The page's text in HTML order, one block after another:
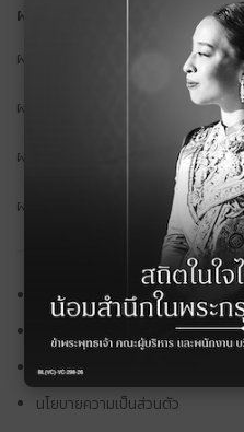
ผลิตภัณฑ์ บอช แอนด์ ลอมบ์
ผลิตภัณฑ์ทั้งหมด
ผลิตภัณฑ์ตามปัญหาสายตา
ผลิตภัณฑ์ตามคุณสมบัติ
ผลิตภัณฑ์ตามระยะเวลาการใช้งาน
ค้นหาร้านค้า
ติดต่อเรา
ทำไมต้อง บอช แอนด์ ลอมบ์
นโยบายความเป็นส่วนตัว